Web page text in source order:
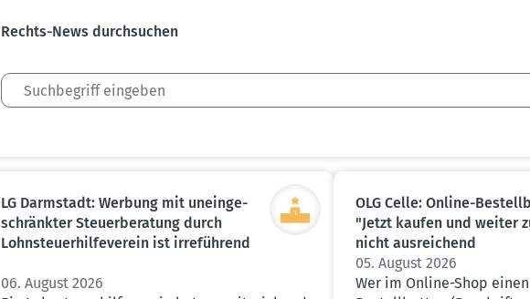
Rechts-News durch­suchen
LG Darmstadt: Werbung mit unein­ge­
schränkter Steuer­be­ratung durch
Lohnsteu­er­hil­fe­verein ist irreführend
06. August 2026
OLG Celle: Online-
"Jetzt kaufen und weiter
nicht ausrei­chend
05. August 2026
Wer im Online-Shop